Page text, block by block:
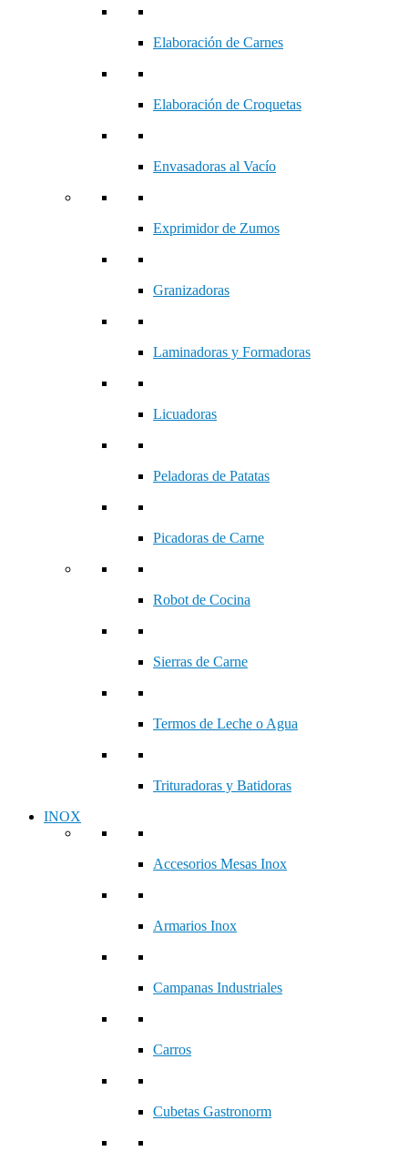
Elaboración de Carnes
Elaboración de Croquetas
Envasadoras al Vacío
Exprimidor de Zumos
Granizadoras
Laminadoras y Formadoras
Licuadoras
Peladoras de Patatas
Picadoras de Carne
Robot de Cocina
Sierras de Carne
Termos de Leche o Agua
Trituradoras y Batidoras
INOX
Accesorios Mesas Inox
Armarios Inox
Campanas Industriales
Carros
Cubetas Gastronorm